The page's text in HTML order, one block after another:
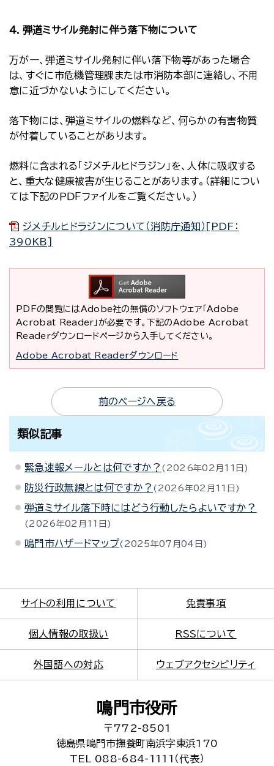
４．弾道ミサイル発射に伴う落下物について
万が一、弾道ミサイル発射に伴い落下物等があった場合
は、すぐに市危機管理課または市消防本部に連絡し、不用
意に近づかないようにしてください。
落下物には、弾道ミサイルの燃料など、何らかの有害物質
が付着していることがあります。
燃料に含まれる「ジメチルヒドラジン」を、人体に吸収する
と、重大な健康被害が生じることがあります。（詳細につい
ては下記のＰＤＦファイルをご覧ください。）
ジメチルヒドラジンについて（消防庁通知）[PDF：
390KB]
PDFの閲覧にはAdobe社の無償のソフトウェア「Adobe
Acrobat Reader」が必要です。下記のAdobe Acrobat
Readerダウンロードページから入手してください。
Adobe Acrobat Readerダウンロード
前のページへ戻る
類似記事
緊急速報メールとは何ですか？ 2026年02月11日
防災行政無線とは何ですか？ 2026年02月11日
弾道ミサイル落下時にはどう行動したらよいですか？
2026年02月11日
鳴門市ハザードマップ 2025年07月04日
サイトの利用について 免責事項
個人情報の取扱い RSSについて
外国語への対応 ウェブアクセシビリティ
鳴門市役所
〒772-8501
徳島県鳴門市撫養町南浜字東浜170
TEL 088-684-1111（代表）